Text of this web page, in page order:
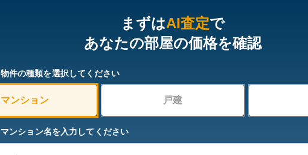
まずはAI査定で
あなたの部屋の価格を確認
物件の種類を選択してください
マンション 戸建
マンション名を入力してください